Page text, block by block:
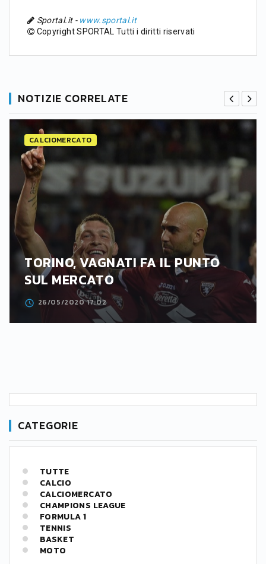
Sportal.it - www.sportal.it
Copyright SPORTAL Tutti i diritti riservati
NOTIZIE CORRELATE
CALCIOMERCATO
TORINO, VAGNATI FA IL PUNTO
SUL MERCATO
26/05/2020 17:02
CATEGORIE
TUTTE
CALCIO
CALCIOMERCATO
CHAMPIONS LEAGUE
FORMULA 1
TENNIS
BASKET
MOTO